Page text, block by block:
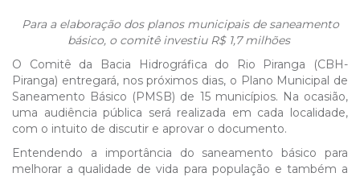
Para a elaboração dos planos municipais de saneamento
básico, o comitê investiu R$ 1,7 milhões
O Comitê da Bacia Hidrográfica do Rio Piranga (CBH-
Piranga) entregará, nos próximos dias, o Plano Municipal de
Saneamento Básico (PMSB) de 15 municípios. Na ocasião,
uma audiência pública será realizada em cada localidade,
com o intuito de discutir e aprovar o documento.
Entendendo a importância do saneamento básico para
melhorar a qualidade de vida para população e também a